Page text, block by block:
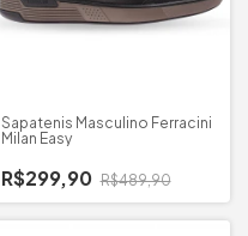
Sapatenis Masculino Ferracini
Milan Easy
R$299,90 R$489,90